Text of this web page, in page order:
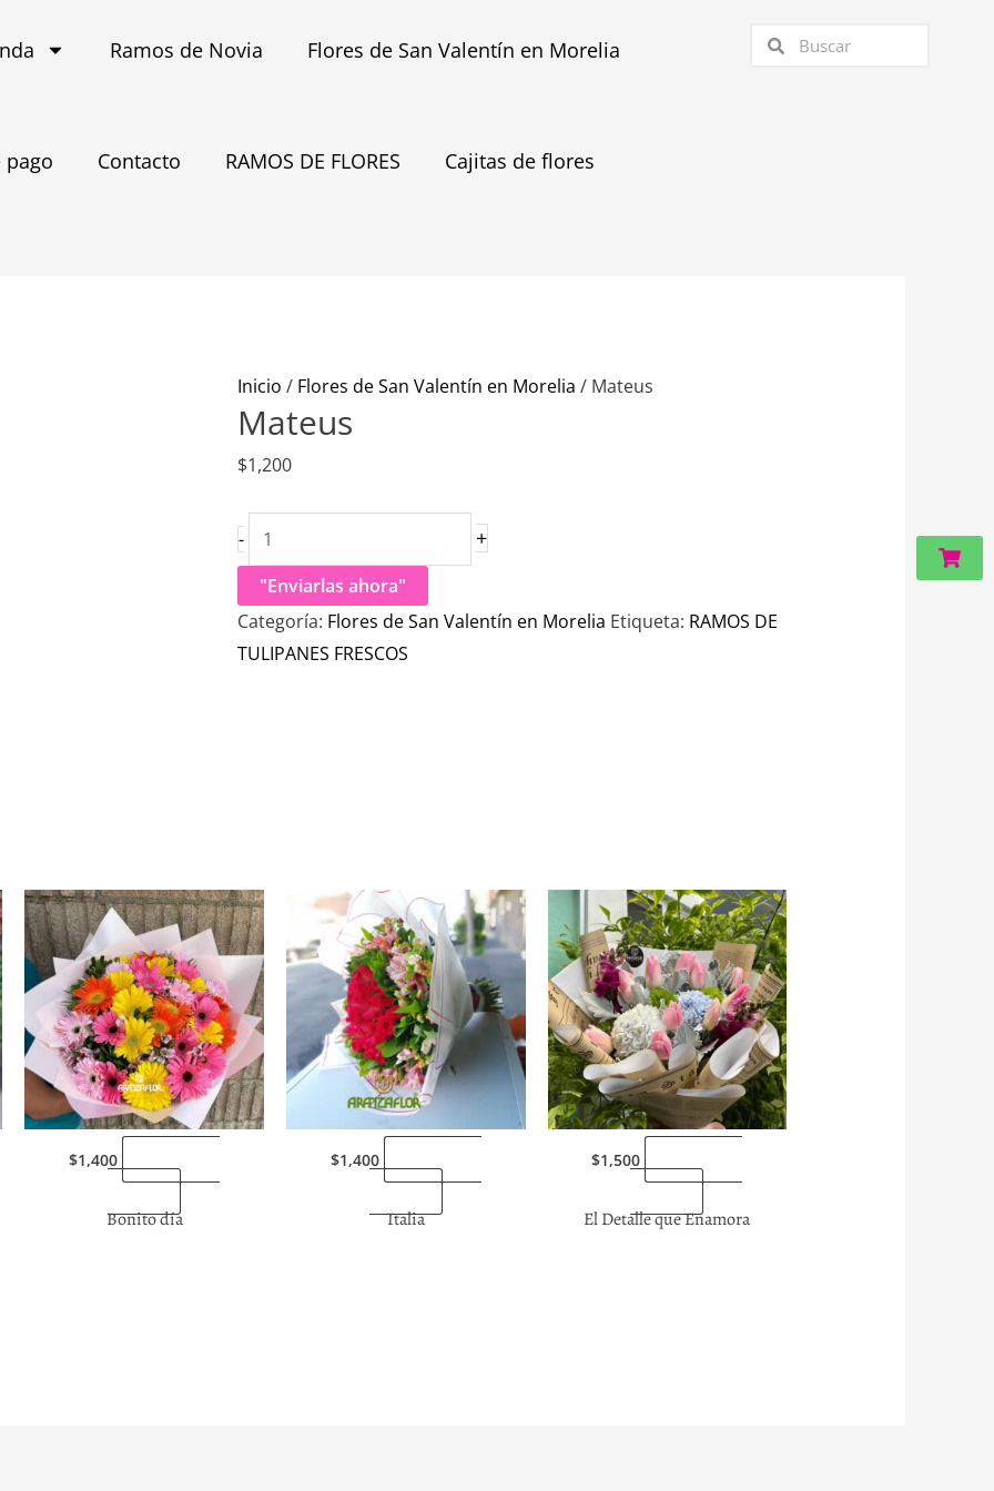
Ramos de Novia Flores de San Valentín en Morelia
pago Contacto RAMOS DE FLORES Cajitas de flores
BuscarBuscar
Inicio / Flores de San Valentín en Morelia / Mateus
Mateus
$1,200
- +
"Enviarlas ahora"
Categoría: Flores de San Valentín en Morelia Etiqueta: RAMOS DE
TULIPANES FRESCOS
$1,400
Bonito día
$1,400
Italia
$1,500
El Detalle que Enamora